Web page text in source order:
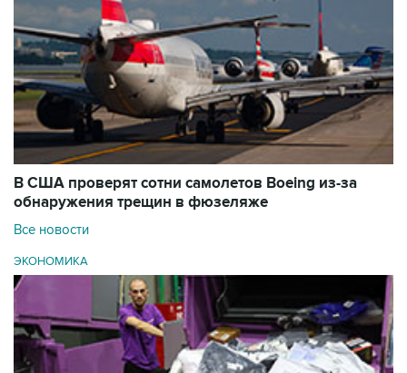
В США проверят сотни самолетов Boeing из-за
обнаружения трещин в фюзеляже
Все новости
ЭКОНОМИКА